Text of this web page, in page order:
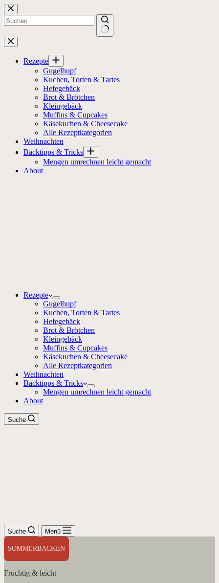
Zum
Inhalt
springen
Keine
Ergebnisse
Rezepte
Gugelhupf
Kuchen, Torten & Tartes
Hefegebäck
Brot & Brötchen
Kleingebäck
Muffins & Cupcakes
Käsekuchen & Cheesecake
Alle Rezeptkategorien
Weihnachten
Backtipps & Tricks
Mengen umrechnen leicht gemacht
About
Rezepte
Gugelhupf
Kuchen, Torten & Tartes
Hefegebäck
Brot & Brötchen
Kleingebäck
Muffins & Cupcakes
Käsekuchen & Cheesecake
Alle Rezeptkategorien
Weihnachten
Backtipps & Tricks
Mengen umrechnen leicht gemacht
About
Suche
Suche Menü
SOMMERBACKEN
Fruchtig & leicht